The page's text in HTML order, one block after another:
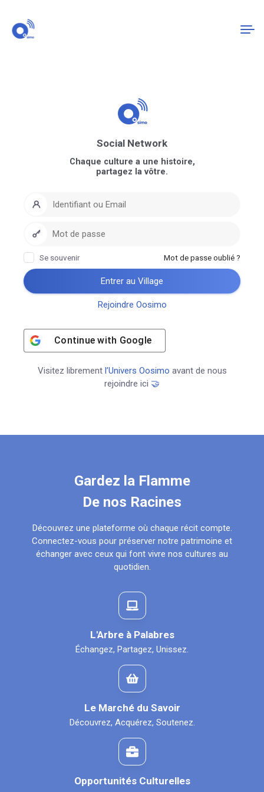
Gardez la Flamme
De nos Racines
Découvrez une plateforme où chaque récit compte.
Connectez-vous pour préserver notre patrimoine et
échanger avec ceux qui font vivre nos cultures au
quotidien.
L'Arbre à Palabres
Échangez, Partagez, Unissez.
Le Marché du Savoir
Découvrez, Acquérez, Soutenez.
Opportunités Culturelles
Social Network
Chaque culture a une histoire,
partagez la vôtre.
Se souvenir Mot de passe oublié ?
Entrer au Village
Rejoindre Oosimo
Continue with Google
Visitez librement l’Univers Oosimo avant de nous
rejoindre ici 🤝